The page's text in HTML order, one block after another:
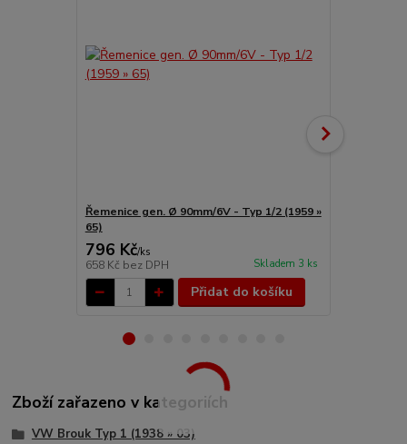
Řemenice gen. Ø 90mm/6V - Typ 1/2 (1959 »
65)
796 Kč/ks
658 Kč bez DPH Skladem 3 ks
Přidat do košíku
Zboží zařazeno v kategoriích
VW Brouk Typ 1 (1938 » 03)